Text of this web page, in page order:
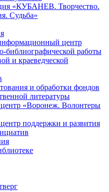
«КУБАНЕВ. Творчество.
Судьба»
центр
библиографической работы
и краеведческой
и обработки фондов
литературы
«Воронеж. Волонтеры
поддержки и развития